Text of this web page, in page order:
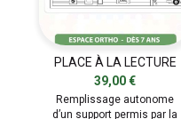
PLACE À LA LECTURE
JUNIOR - 2 THÈMES
SUPPLÉMENTAIRES -...
39,00 €
Remplissage autonome
d’un support permis par la